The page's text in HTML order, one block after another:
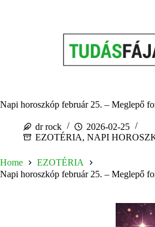
Napi horoszkóp február 25. – Meglepő
dr rock
2026-02-25
EZOTÉRIA, NAPI
Home
EZOTÉRIA
Napi horoszkóp február 25. – Meglepő